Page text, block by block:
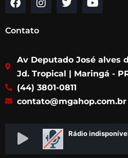
F
c
o
o
k
I
g
r
a
m
T
e
r
Y
b
e
Contato
Av Deputado José alves
Jd. Tropical | Maringá -
(44) 3801-0811
contato@mgahop.com.br